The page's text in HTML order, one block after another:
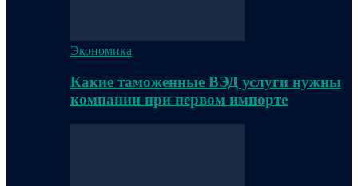
Экономика
Какие таможенные ВЭД услуги нужны
компании при первом импорте